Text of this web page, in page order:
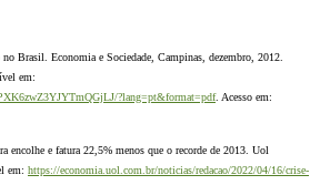
Brasil. Economia e Sociedade, Campinas, dezembro, 2012.
em:
?lang=pt&format=pdf. Acesso em:
encolhe e fatura 22,5% menos que o recorde de 2013. Uol
em: https://economia.uol.com.br/noticias/redacao/2022/04/16/crise-